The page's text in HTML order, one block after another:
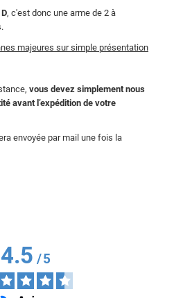
, c'est donc une arme de 2 à
majeures sur simple présentation
vous devez simplement nous
avant l’expédition de votre
envoyée par mail une fois la
4.5/5